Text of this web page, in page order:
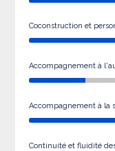
Coconstruction et
Accompagnement à
Accompagnement à la
Continuité et fluidité